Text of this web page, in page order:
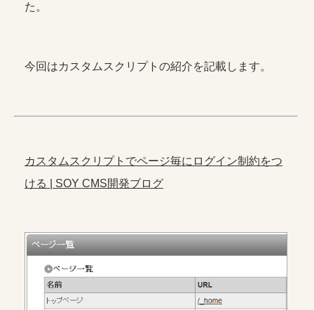
た。
今回はカスタムスクリプトの紹介を記載します。
カスタムスクリプトでページ毎にログイン制約をつ
ける | SOY CMS開発ブログ